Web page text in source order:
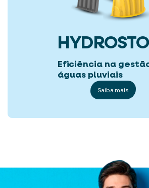
Eficiência na
águas pluviais
Saiba mais